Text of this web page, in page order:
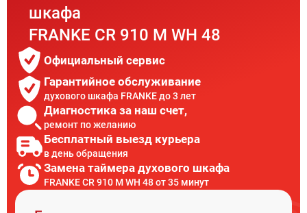
шкафа
FRANKE CR 910 M WH 48
Официальный сервис
Гарантийное обслуживание
духового шкафа FRANKE до 3 лет
Диагностика за наш счет,
ремонт по желанию
Бесплатный выезд курьера
в день обращения
Замена таймера духового шкафа
FRANKE CR 910 M WH 48 от 35 минут